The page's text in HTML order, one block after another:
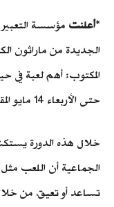
*أعلنت
الجديدة من ماراثون
حتى الأربعاء 14 مايو المقبل.
خلال هذه الدورة
الجماعية أن اللعب مثل
تساعد أو تعيق، من